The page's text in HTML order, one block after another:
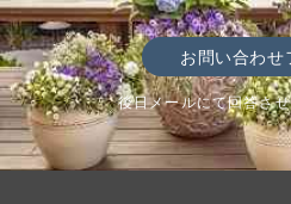
お問い合わせ
後日メールにて回答さ